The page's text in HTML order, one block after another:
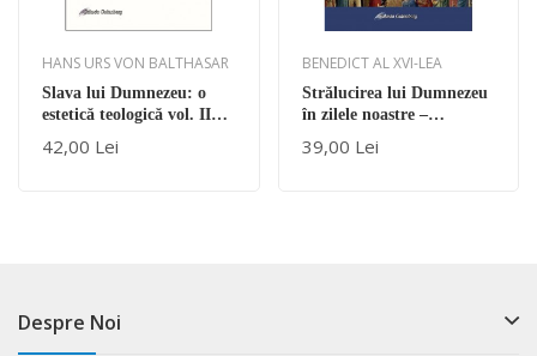
HANS URS VON BALTHASAR
Slava lui Dumnezeu: o
estetică teologică vol. II
teologice: stiluri clericale
42,00 Lei
BENEDICT AL XVI-LEA
Strălucirea lui Dumnezeu
în zilele noastre –
39,00 Lei
Despre Noi